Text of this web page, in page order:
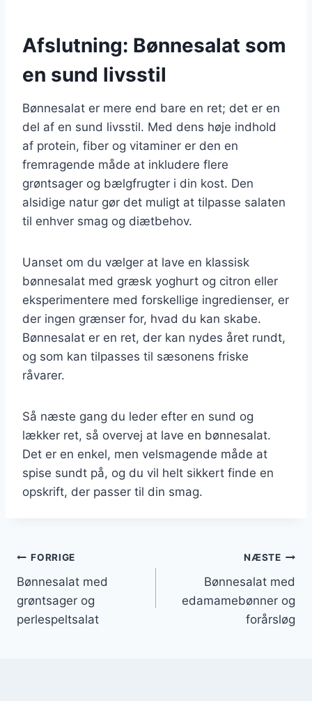
Afslutning: Bønnesalat som
en sund livsstil
Bønnesalat er mere end bare en ret; det er en
del af en sund livsstil. Med dens høje indhold
af protein, fiber og vitaminer er den en
fremragende måde at inkludere flere
grøntsager og bælgfrugter i din kost. Den
alsidige natur gør det muligt at tilpasse salaten
til enhver smag og diætbehov.
Uanset om du vælger at lave en klassisk
bønnesalat med græsk yoghurt og citron eller
eksperimentere med forskellige ingredienser, er
der ingen grænser for, hvad du kan skabe.
Bønnesalat er en ret, der kan nydes året rundt,
og som kan tilpasses til sæsonens friske
råvarer.
Så næste gang du leder efter en sund og
lækker ret, så overvej at lave en bønnesalat.
Det er en enkel, men velsmagende måde at
spise sundt på, og du vil helt sikkert finde en
opskrift, der passer til din smag.
Indlægsnavigation
FORRIGE
Bønnesalat med
grøntsager og
perlespeltsalat
NÆSTE
Bønnesalat med
edamamebønner og
forårsløg